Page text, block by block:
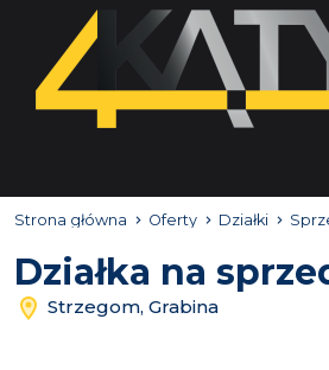
Strona główna Oferty Działki
Działka na
Strzegom, Grabina